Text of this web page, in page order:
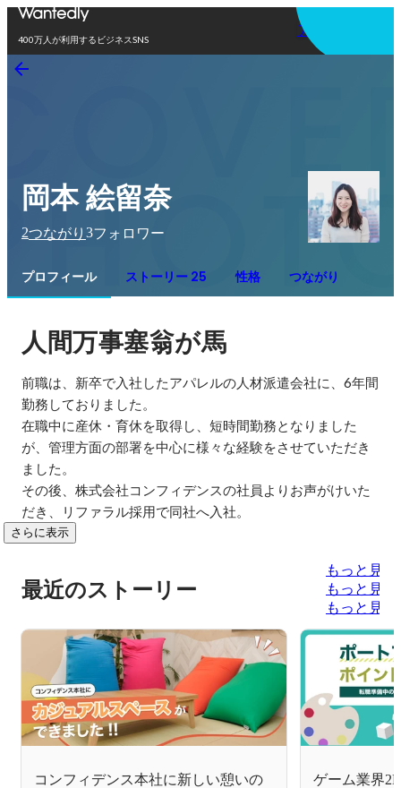
400万人が利用するビジネスSNS
アプリを使う
岡本 絵留奈
2つながり 3フォロワー
プロフィール ストーリー 25 性格 つながり
人間万事塞翁が馬
前職は、新卒で入社したアパレルの人材派遣会社に、6年間
勤務しておりました。
在職中に産休・育休を取得し、短時間勤務となりました
が、管理方面の部署を中心に様々な経験をさせていただき
ました。
その後、株式会社コンフィデンスの社員よりお声がけいた
だき、リファラル採用で同社へ入社。
さらに表示
最近のストーリー
もっと見る
もっと見る
もっと見る
コンフィデンス本社に新しい憩いの
ゲーム業界